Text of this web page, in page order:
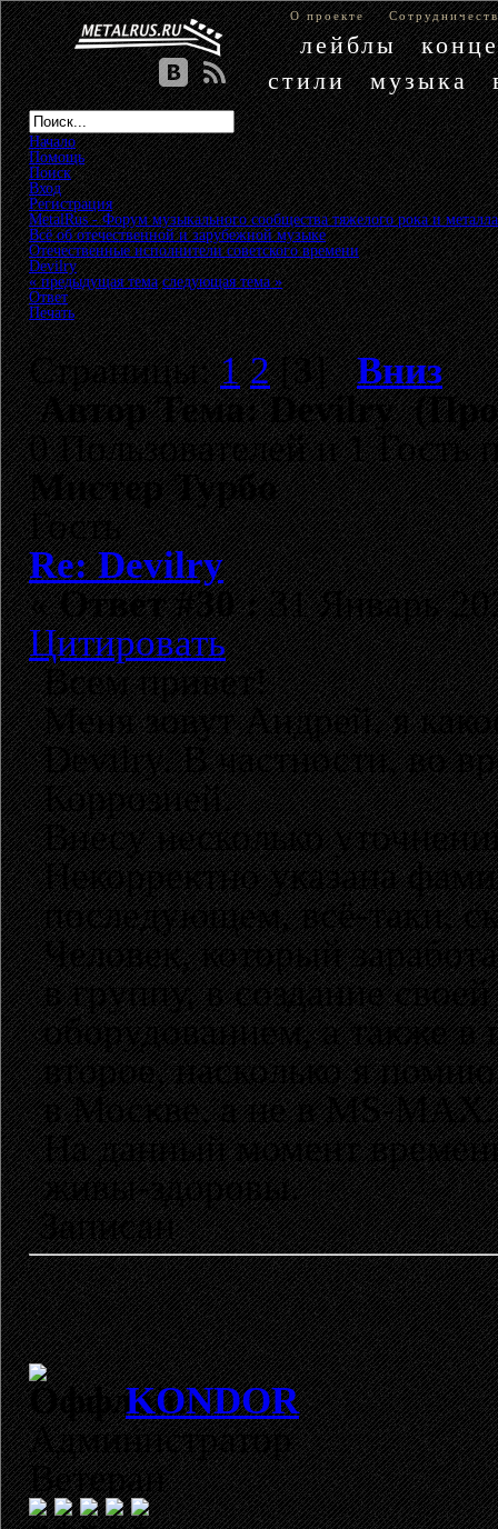
О проекте
лейблы
стили
музыка
Начало
Помощь
Поиск
Вход
Регистрация
MetalRus - Форум музыкального сообщества тяжелого рока и металла
Всё об отечественной и зарубежной музыке»
Отечественные исполнители советского времени»
Devilry
« предыдущая тема следующая тема »
Ответ
Печать
Страницы:1 2[3]Вниз
АвторТема: Devilry
0 Пользователей и 1 Гость
Мистер Турбо
Гость
Re: Devilry
«Ответ #30 :31 Январь
Цитировать
Всем привет!
Меня зовут Андрей, я
Devilry. В частности, во
Коррозией.
Внесу несколько
Некорректно указана
последующем, всё-таки,
Человек, который
в группу, в создание
оборудованием, а также
второе, насколько я
в Москве, а не в MS-
На данный момент
живы-здоровы.
Записан
KONDOR
Администратор
Ветеран